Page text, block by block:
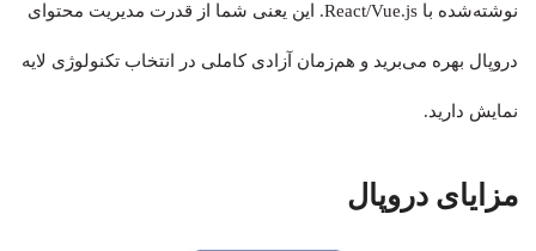
نوشته‌شده با React/Vue.js. این یعنی شما از قدرت مدیریت محتوای
دروپال بهره می‌برید و هم‌زمان آزادی کاملی در انتخاب تکنولوژی لایه
نمایش دارید.
مزایای دروپال